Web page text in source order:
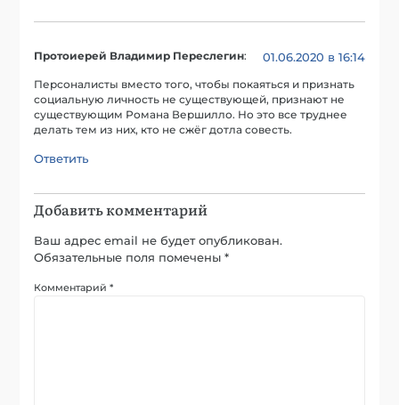
Протоиерей Владимир Переслегин: 01.06.2020 в 16:14
Персоналисты вместо того, чтобы покаяться и признать
социальную личность не существующей, признают не
существующим Романа Вершилло. Но это все труднее
делать тем из них, кто не сжёг дотла совесть.
Ответить
Добавить комментарий
Ваш адрес email не будет опубликован.
Обязательные поля помечены*
Комментарий*